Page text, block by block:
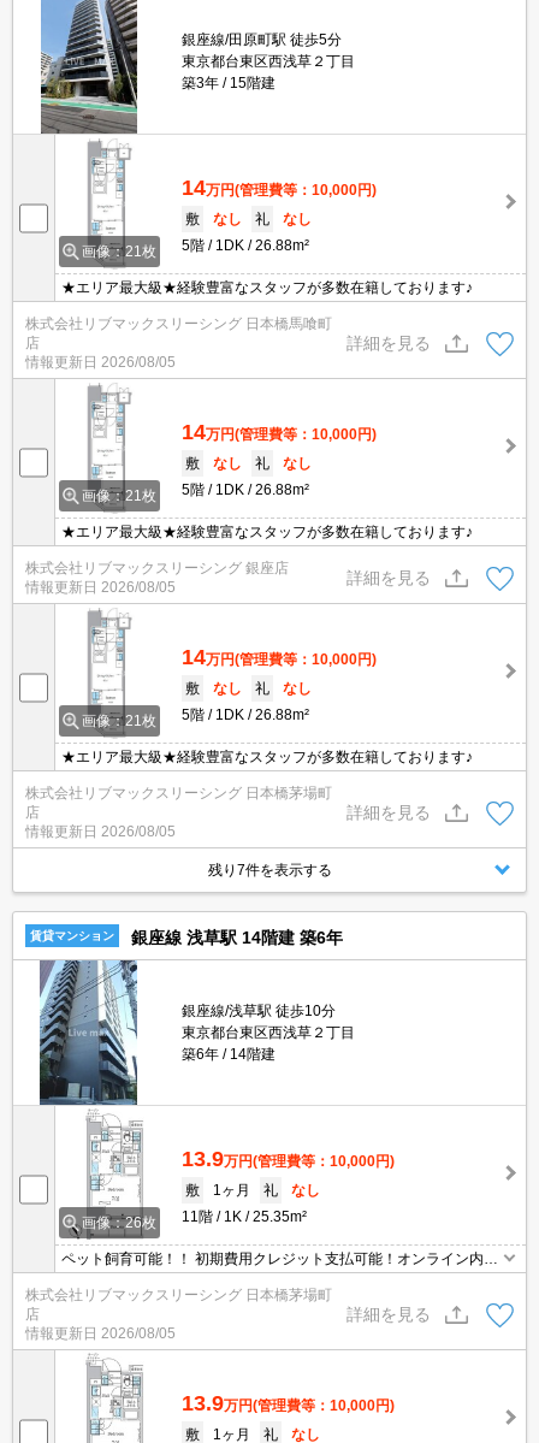
銀座線/田原町駅 徒歩5分
東京都台東区西浅草２丁目
築3年
15階建
画像：21枚
14万円(管理費等：10,000円)
敷
なし 礼
なし
5階
1DK 26.88m²
★エリア最大級★経験豊富なスタッフが多数在籍しております♪
株式会社リブマックスリーシング 日本橋馬喰町
店
情報更新日 2026/08/05
詳細を見る
画像：21枚
14万円(管理費等：10,000円)
敷
なし 礼
なし
5階
1DK 26.88m²
★エリア最大級★経験豊富なスタッフが多数在籍しております♪
株式会社リブマックスリーシング 銀座店
情報更新日 2026/08/05
詳細を見る
画像：21枚
14万円(管理費等：10,000円)
敷
なし 礼
なし
5階
1DK 26.88m²
★エリア最大級★経験豊富なスタッフが多数在籍しております♪
株式会社リブマックスリーシング 日本橋茅場町
店
情報更新日 2026/08/05
詳細を見る
残り7件を表示する
賃貸マンション 銀座線 浅草駅 14階建 築6年
銀座線/浅草駅 徒歩10分
東京都台東区西浅草２丁目
築6年
14階建
画像：26枚
13.9万円(管理費等：10,000円)
敷
1ヶ月 礼
なし
11階
1K 25.35m²
ペット飼育可能！！ 初期費用クレジット支払可能！オンライン内
覧・オンライン契約等弊社に一度も来店せずとも問題ありません♪弊
社ではネットに掲載されている物件も全てご紹介可能になりますの
株式会社リブマックスリーシング 日本橋茅場町
店
情報更新日 2026/08/05
詳細を見る
13.9万円(管理費等：10,000円)
敷
1ヶ月 礼
なし